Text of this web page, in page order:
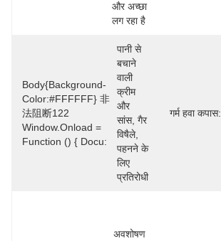
और अच्छा
लग रहा है
Body{background-
Color:#FFFFFF} 非
法阻断122
Window.onload =
Function () { Docu:
पानी से
बचाने
वाली
क्रीम
और
सांस, गैर
विषैले,
पहनने के
लिए
प्रतिरोधी
गर्म हवा कपास:
अवशोषण